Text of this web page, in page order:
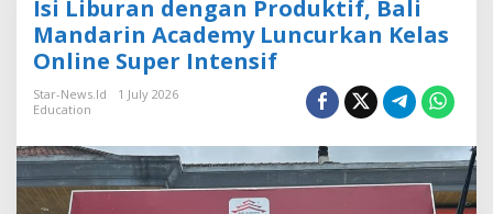
i
L
b
n
d
e
Isi Liburan dengan Produktif, Bali
Mandarin Academy Luncurkan Kelas
Online Super Intensif
Star-News.id
1 July 2026
Education